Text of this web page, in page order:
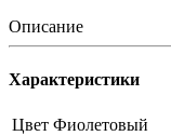
Описание
Характеристики
Цвет Фиолетовый